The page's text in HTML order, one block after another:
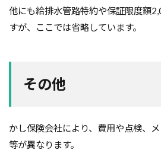
他にも給排水管路特約や保証限度額
すが、ここでは省略しています。
その他
かし保険会社により、費用や点検、
等が異なります。